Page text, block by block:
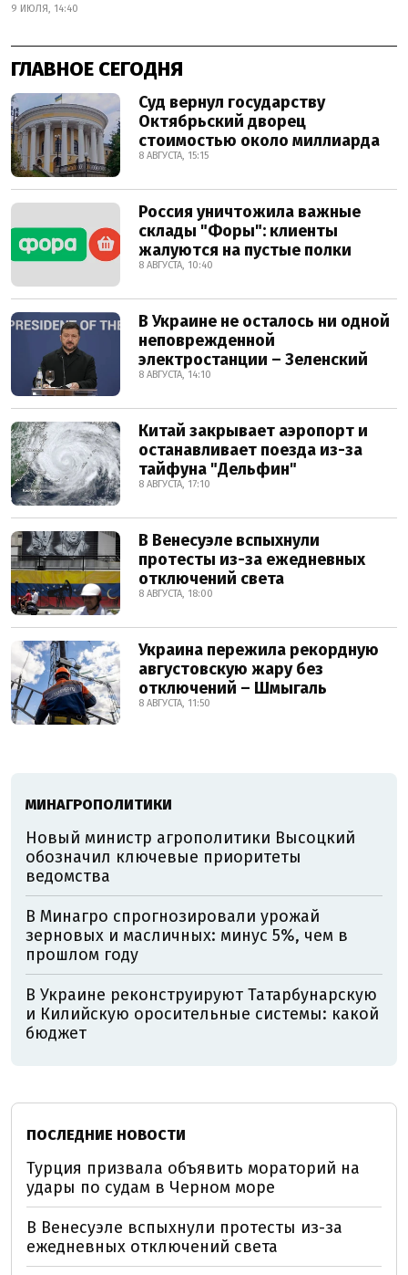
9 ИЮЛЯ, 14:40
ГЛАВНОЕ СЕГОДНЯ
Суд вернул государству
Октябрьский дворец
стоимостью около миллиарда
8 АВГУСТА, 15:15
Россия уничтожила важные
склады "Форы": клиенты
жалуются на пустые полки
8 АВГУСТА, 10:40
В Украине не осталось ни одной
неповрежденной
электростанции – Зеленский
8 АВГУСТА, 14:10
Китай закрывает аэропорт и
останавливает поезда из-за
тайфуна "Дельфин"
8 АВГУСТА, 17:10
В Венесуэле вспыхнули
протесты из-за ежедневных
отключений света
8 АВГУСТА, 18:00
Украина пережила рекордную
августовскую жару без
отключений – Шмыгаль
8 АВГУСТА, 11:50
МИНАГРОПОЛИТИКИ
Новый министр агрополитики Высоцкий
обозначил ключевые приоритеты
ведомства
В Минагро спрогнозировали урожай
зерновых и масличных: минус 5%, чем в
прошлом году
В Украине реконструируют Татарбунарскую
и Килийскую оросительные системы: какой
бюджет
ПОСЛЕДНИЕ НОВОСТИ
Турция призвала объявить мораторий на
удары по судам в Черном море
В Венесуэле вспыхнули протесты из-за
ежедневных отключений света